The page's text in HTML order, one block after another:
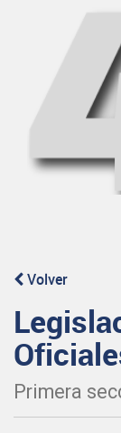
Volver
Primera